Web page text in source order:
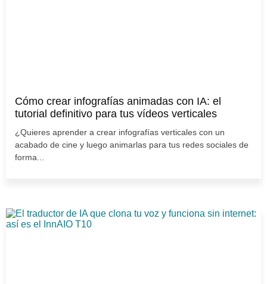
Cómo crear infografías animadas con IA: el
tutorial definitivo para tus vídeos verticales
¿Quieres aprender a crear infografías verticales con un
acabado de cine y luego animarlas para tus redes sociales de
forma...